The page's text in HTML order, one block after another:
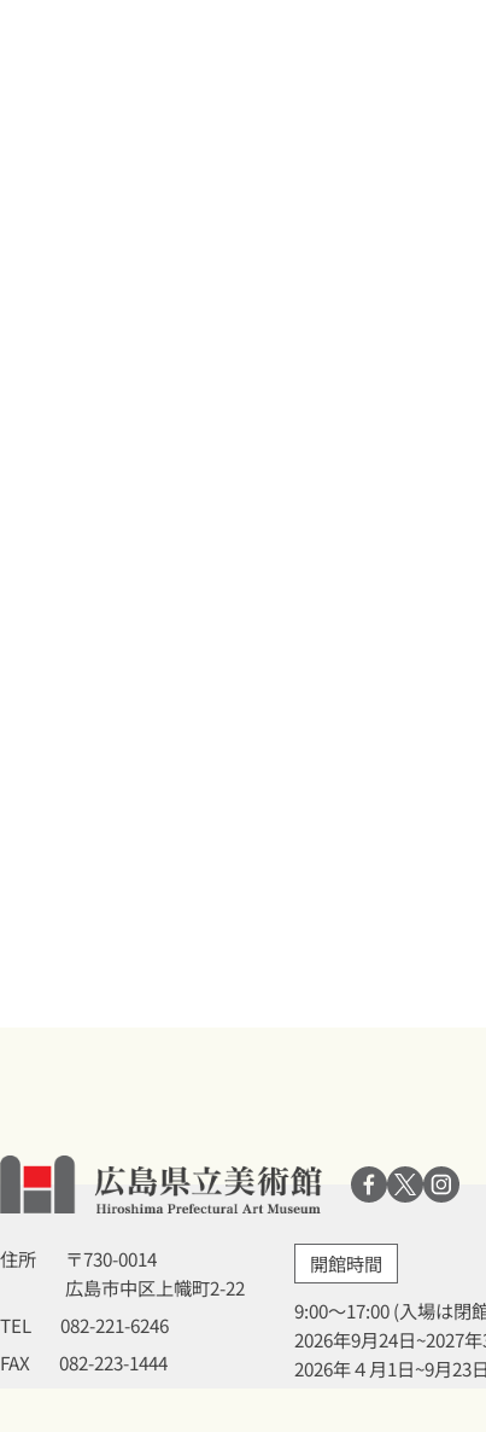
住所
〒730-0014
広島市中区上幟町2-22
TEL
082-221-6246
FAX
082-223-1444
開館時間
9:00～17:00 (入場は閉
2026年9月24日~2027
2026年４月1日~9月23